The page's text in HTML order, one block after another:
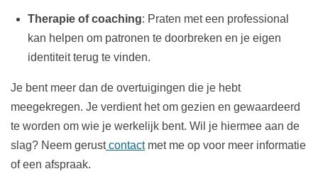
Therapie of coaching: Praten met een professional
kan helpen om patronen te doorbreken en je eigen
identiteit terug te vinden.
Je bent meer dan de overtuigingen die je hebt
meegekregen. Je verdient het om gezien en gewaardeerd
te worden om wie je werkelijk bent. Wil je hiermee aan de
slag? Neem gerustcontactmet me op voor meer informatie
of een afspraak.